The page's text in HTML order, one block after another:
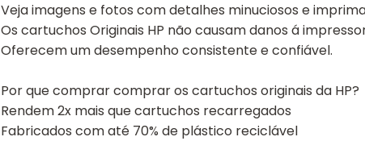
Veja imagens e fotos com detalhes minuciosos e
Os cartuchos Originais HP não causam danos á
Oferecem um desempenho consistente e confiável.
Por que comprar comprar os cartuchos originais da HP?
Rendem 2x mais que cartuchos recarregados
Fabricados com até 70% de plástico reciclável